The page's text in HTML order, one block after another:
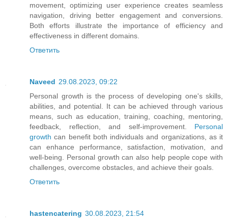
movement, optimizing user experience creates seamless
navigation, driving better engagement and conversions.
Both efforts illustrate the importance of efficiency and
effectiveness in different domains.
Ответить
Naveed 29.08.2023, 09:22
Personal growth is the process of developing one's skills,
abilities, and potential. It can be achieved through various
means, such as education, training, coaching, mentoring,
feedback, reflection, and self-improvement. Personal
growth can benefit both individuals and organizations, as it
can enhance performance, satisfaction, motivation, and
well-being. Personal growth can also help people cope with
challenges, overcome obstacles, and achieve their goals.
Ответить
hastencatering 30.08.2023, 21:54